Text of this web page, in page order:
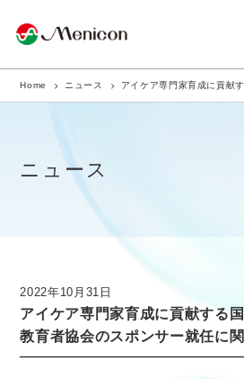
企業情報
商品サイト
ニュース
採用情報
Home ニュース アイケア専門家育成に貢献
ニュース
2022年10月31日
アイケア専門家育成に貢献する
教育者協会のスポンサー就任に